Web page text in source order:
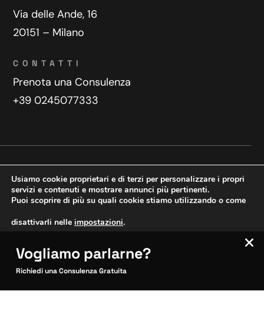
Via delle Ande, 16
20151 – Milano
CONTATTI
Prenota una Consulenza
+39 0245077333
Copyright © 2025 WeDoDigital
Creazione e sviluppo siti web
SITOCERTO®
Questo sito è attendibile
Usiamo cookie proprietari e di terzi per personalizzare i propri
servizi e contenuti e mostrare annunci più pertinenti.
Puoi scoprire di più su quali cookie stiamo utilizzando o come
disattivarli nelle impostazioni.
Accetta Impostazioni
Vogliamo parlarne?
Richiedi una Consulenza Gratuita